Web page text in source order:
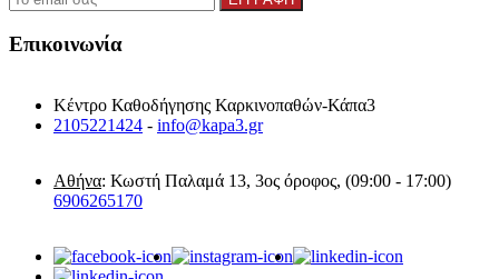
Επικοινωνία
Κέντρο Καθοδήγησης Καρκινοπαθών-Κάπα3
2105221424 - info@kapa3.gr
Αθήνα: Κωστή Παλαμά 13, 3ος όροφος, (09:00 - 17:00)
6906265170